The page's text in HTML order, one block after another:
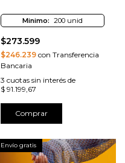
Minimo: 200 unid
$273.599
$246.239con Transferencia
Bancaria
3 cuotas sin interés de
$ 91.199,67
Comprar
Envío gratis